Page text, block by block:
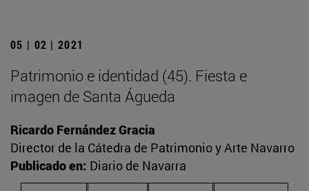
05 | 02 | 2021
Patrimonio e identidad (45). Fiesta e
imagen de Santa Águeda
Ricardo Fernández Gracia
Director de la Cátedra de Patrimonio y Arte Navarro
Publicado en: Diario de Navarra